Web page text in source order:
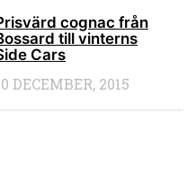
cognac från
till vinterns
Cars
DECEMBER, 2015